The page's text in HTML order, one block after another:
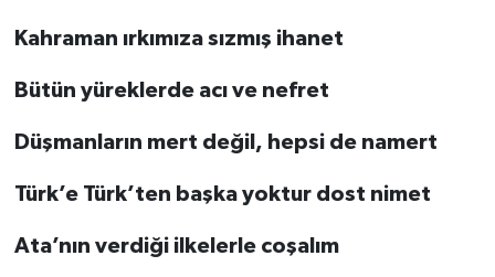
Kahraman ırkımıza sızmış ihanet
Bütün yüreklerde acı ve nefret
Düşmanların mert değil, hepsi de namert
Türk’e Türk’ten başka yoktur dost nimet
Ata’nın verdiği ilkelerle coşalım